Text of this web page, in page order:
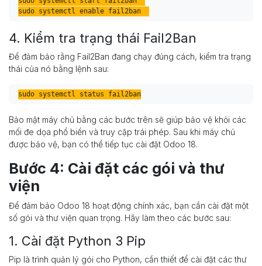
sudo systemctl enable fail2ban
4. Kiểm tra trạng thái Fail2Ban
Để đảm bảo rằng Fail2Ban đang chạy đúng cách, kiểm tra trạng
thái của nó bằng lệnh sau:
sudo systemctl status fail2ban
Bảo mật máy chủ bằng các bước trên sẽ giúp bảo vệ khỏi các
mối đe dọa phổ biến và truy cập trái phép. Sau khi máy chủ
được bảo vệ, bạn có thể tiếp tục cài đặt Odoo 18.
Bước 4: Cài đặt các gói và thư
viện
Để đảm bảo Odoo 18 hoạt động chính xác, bạn cần cài đặt một
số gói và thư viện quan trọng. Hãy làm theo các bước sau:
1. Cài đặt Python 3 Pip
Pip là trình quản lý gói cho Python, cần thiết để cài đặt các thư